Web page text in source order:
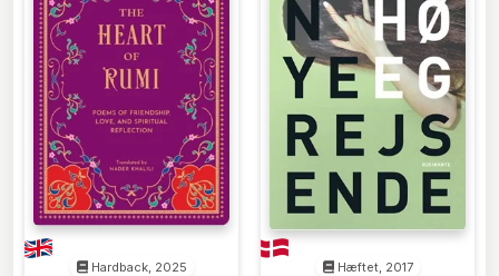
Hardback, 2025 Hæftet, 2017